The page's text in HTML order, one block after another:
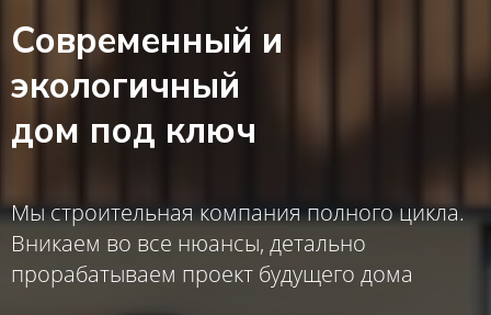
Современный и
экологичный
дом под ключ
Мы строительная компания полного цикла.
Вникаем во все нюансы, детально
прорабатываем проект будущего дома